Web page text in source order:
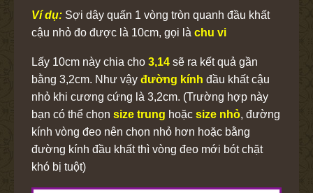
Ví dụ: Sợi dây quấn 1 vòng tròn quanh đầu khất
cậu nhỏ đo được là 10cm, gọi là chu vi
Lấy 10cm này chia cho 3,14 sẽ ra kết quả gần
bằng 3,2cm. Như vậy đường kính đầu khất cậu
nhỏ khi cương cứng là 3,2cm. (Trường hợp này
bạn có thể chọn size trung hoặc size nhỏ, đường
kính vòng đeo nên chọn nhỏ hơn hoặc bằng
đường kính đầu khất thì vòng đeo mới bót chặt
khó bị tuột)